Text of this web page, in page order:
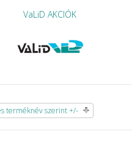
VaLiD AKCIÓK
terméknév szerint +/-